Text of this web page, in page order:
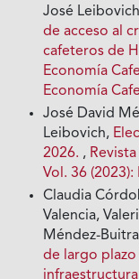
José
de acceso al
cafeteros de
Economía
Economía
José David
Leibovich,
2026. ,
Vol. 36
Claudia
Valencia,
Méndez-
de largo